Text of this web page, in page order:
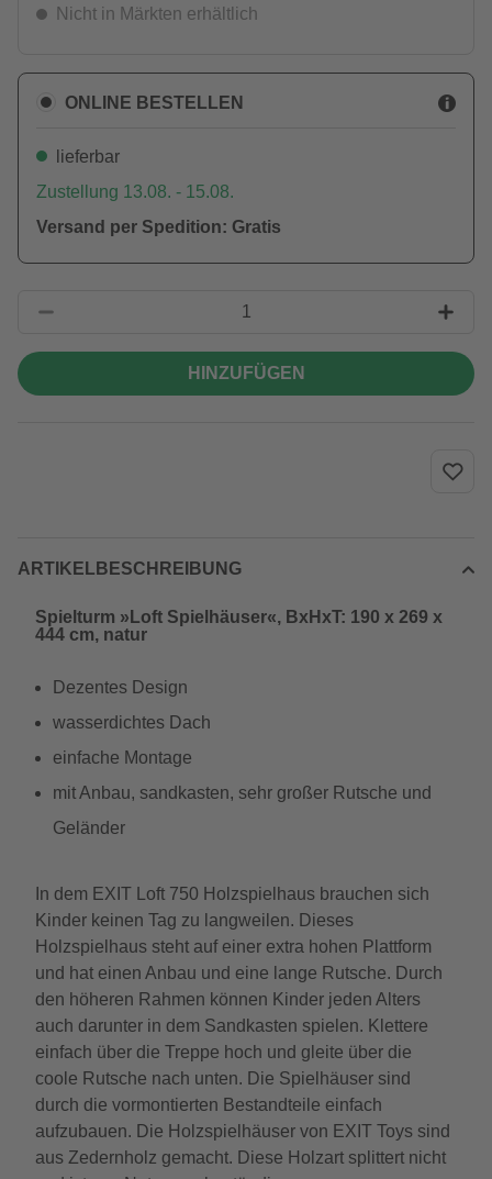
Nicht in Märkten erhältlich
ONLINE BESTELLEN
lieferbar
Zustellung 13.08. - 15.08.
Versand per Spedition: Gratis
HINZUFÜGEN
ARTIKELBESCHREIBUNG
Spielturm »Loft Spielhäuser«, BxHxT: 190 x 269 x
444 cm, natur
Dezentes Design
wasserdichtes Dach
einfache Montage
mit Anbau, sandkasten, sehr großer Rutsche und
Geländer
In dem EXIT Loft 750 Holzspielhaus brauchen sich
Kinder keinen Tag zu langweilen. Dieses
Holzspielhaus steht auf einer extra hohen Plattform
und hat einen Anbau und eine lange Rutsche. Durch
den höheren Rahmen können Kinder jeden Alters
auch darunter in dem Sandkasten spielen. Klettere
einfach über die Treppe hoch und gleite über die
coole Rutsche nach unten. Die Spielhäuser sind
durch die vormontierten Bestandteile einfach
aufzubauen. Die Holzspielhäuser von EXIT Toys sind
aus Zedernholz gemacht. Diese Holzart splittert nicht